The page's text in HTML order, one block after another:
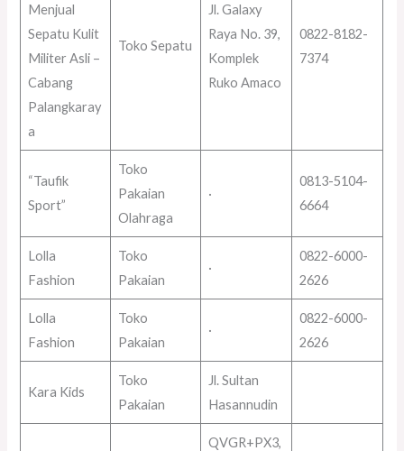
Menjual
Sepatu Kulit
Militer Asli –
Cabang
Palangkaray
a
Toko Sepatu
Jl. Galaxy
Raya No. 39,
Komplek
Ruko Amaco
0822-8182-
7374
“Taufik
Sport”
Toko
Pakaian
Olahraga
·
0813-5104-
6664
Lolla
Fashion
Toko
Pakaian
·
0822-6000-
2626
Lolla
Fashion
Toko
Pakaian
·
0822-6000-
2626
Kara Kids
Toko
Pakaian
Jl. Sultan
Hasannudin
QVGR+PX3,